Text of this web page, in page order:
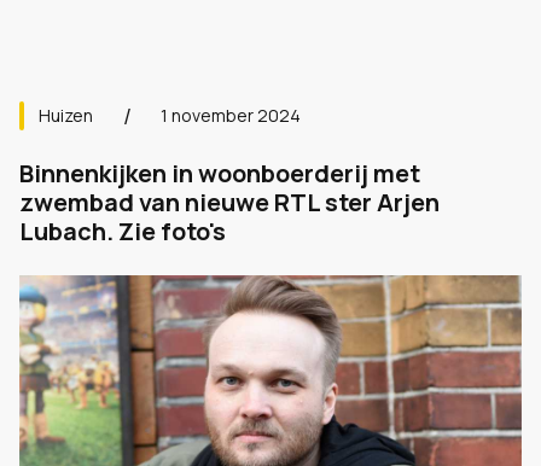
Huizen 1 november 2024
Binnenkijken in woonboerderij met
zwembad van nieuwe RTL ster Arjen
Lubach. Zie foto's